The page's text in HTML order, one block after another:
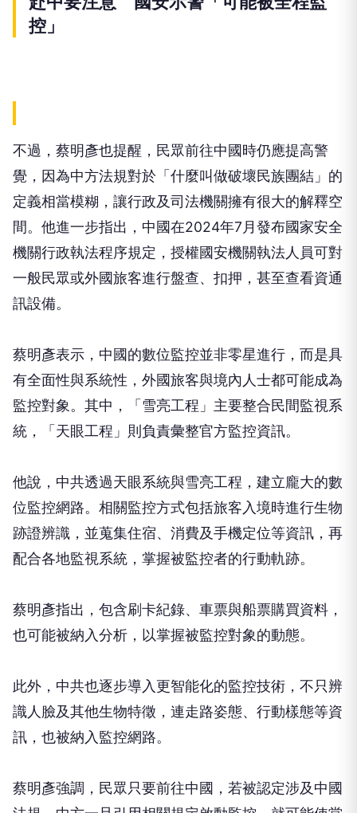
控」
不過，蔡明彥也提醒，民眾前往中國時仍應提高警
覺，因為中方法規對於「什麼叫做破壞民族團結」的
定義相當模糊，讓行政及司法機關擁有很大的解釋空
間。他進一步指出，中國在2024年7月發布國家安全
機關行政執法程序規定，授權國安機關執法人員可對
一般民眾或外國旅客進行盤查、扣押，甚至查看資通
訊設備。
蔡明彥表示，中國的數位監控並非零星進行，而是具
有全面性與系統性，外國旅客與境內人士都可能成為
監控對象。其中，「雪亮工程」主要整合民間監視系
統，「天眼工程」則負責彙整官方監控資訊。
他說，中共透過天眼系統與雪亮工程，建立龐大的數
位監控網路。相關監控方式包括旅客入境時進行生物
跡證辨識，並蒐集住宿、消費及手機定位等資訊，再
配合各地監視系統，掌握被監控者的行動軌跡。
蔡明彥指出，包含刷卡紀錄、車票與船票購買資料，
也可能被納入分析，以掌握被監控對象的動態。
此外，中共也逐步導入更智能化的監控技術，不只辨
識人臉及其他生物特徵，連走路姿態、行動樣態等資
訊，也被納入監控網路。
蔡明彥強調，民眾只要前往中國，若被認定涉及中國